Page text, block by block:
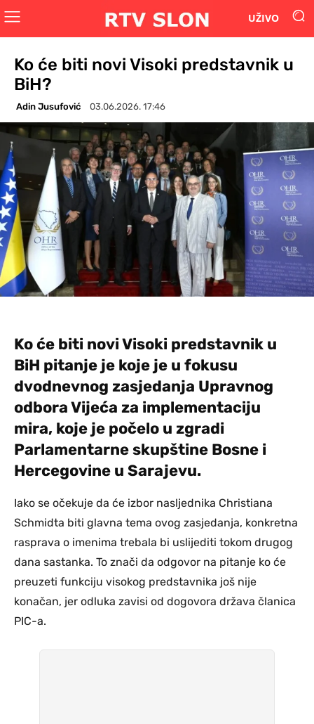
UŽIVO
Ko će biti novi Visoki predstavnik u
BiH?
Adin Jusufović 03.06.2026. 17:46
Ko će biti novi Visoki predstavnik u
BiH pitanje je koje je u fokusu
dvodnevnog zasjedanja Upravnog
odbora Vijeća za implementaciju
mira, koje je počelo u zgradi
Parlamentarne skupštine Bosne i
Hercegovine u Sarajevu.
Iako se očekuje da će izbor nasljednika Christiana
Schmidta biti glavna tema ovog zasjedanja, konkretna
rasprava o imenima trebala bi uslijediti tokom drugog
dana sastanka. To znači da odgovor na pitanje ko će
preuzeti funkciju visokog predstavnika još nije
konačan, jer odluka zavisi od dogovora država članica
PIC-a.